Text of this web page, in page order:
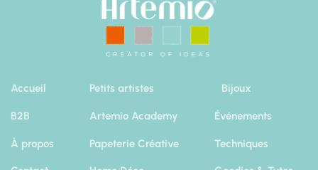
Accueil
B2B
À propos
Petits artistes
Artemio Academy
Papeterie Créative
Bijoux
Événements
Techniques